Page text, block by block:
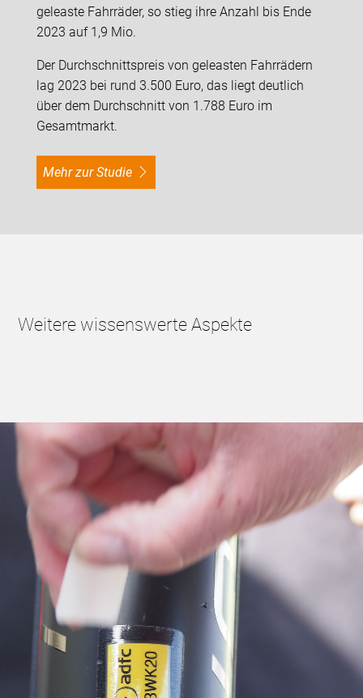
geleaste Fahrräder, so stieg ihre Anzahl bis Ende
2023 auf 1,9 Mio.
Der Durchschnittspreis von geleasten Fahrrädern
lag 2023 bei rund 3.500 Euro, das liegt deutlich
über dem Durchschnitt von 1.788 Euro im
Gesamtmarkt.
Mehr zur Studie
Weitere wissenswerte Aspekte